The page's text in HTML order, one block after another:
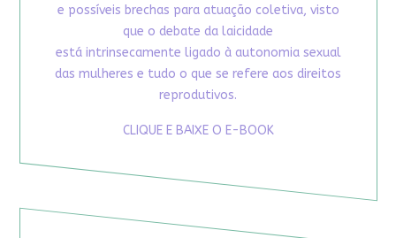
e possíveis brechas para atuação coletiva, visto
que o debate da laicidade
está intrinsecamente ligado à autonomia sexual
das mulheres e tudo o que se refere aos direitos
reprodutivos.
CLIQUE E BAIXE O E-BOOK